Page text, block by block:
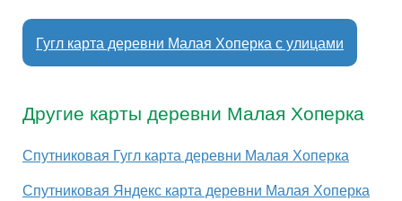
Гугл карта деревни Малая Хоперка с улицами
Другие карты деревни Малая Хоперка
Спутниковая Гугл карта деревни Малая Хоперка
Спутниковая Яндекс карта деревни Малая Хоперка